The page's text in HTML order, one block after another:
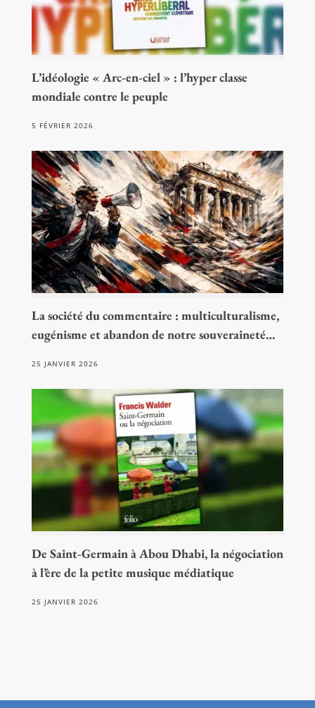
L’idéologie « Arc-en-ciel » : l’hyper classe
mondiale contre le peuple
5 FÉVRIER 2026
La société du commentaire : multiculturalisme,
eugénisme et abandon de notre souveraineté…
25 JANVIER 2026
De Saint-Germain à Abou Dhabi, la négociation
à l’ère de la petite musique médiatique
25 JANVIER 2026